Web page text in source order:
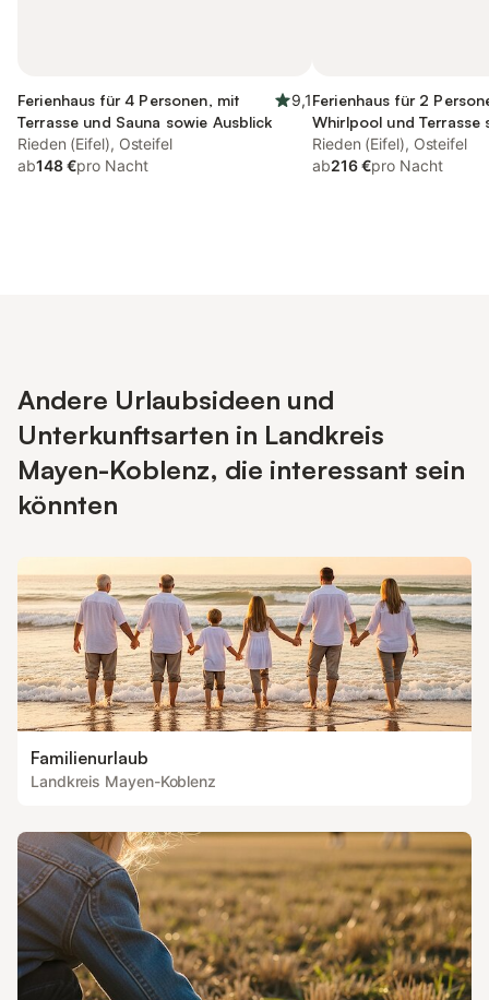
Ferienhaus für 4 Personen, mit
Terrasse und Sauna sowie Ausblick
9,1
Rieden (Eifel), Osteifel
ab148 €pro Nacht
Ferienhaus für 2
Whirlpool und Terrasse
Sauna und Ausblick
Rieden (Eifel), Osteifel
ab216 €pro Nacht
Andere Urlaubsideen und
Unterkunftsarten in Landkreis
Mayen-Koblenz, die interessant sein
könnten
Familienurlaub
Landkreis Mayen-Koblenz